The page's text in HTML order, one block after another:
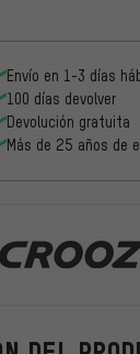
Envío en 1-3 días
100 días devolver
Devolución gratuita
Más de 25 años de